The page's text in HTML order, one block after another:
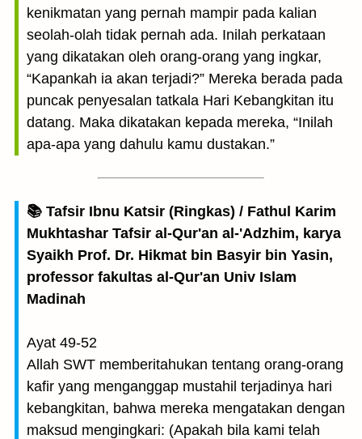
kenikmatan yang pernah mampir pada kalian
seolah-olah tidak pernah ada. Inilah perkataan
yang dikatakan oleh orang-orang yang ingkar,
“Kapankah ia akan terjadi?” Mereka berada pada
puncak penyesalan tatkala Hari Kebangkitan itu
datang. Maka dikatakan kepada mereka, “Inilah
apa-apa yang dahulu kamu dustakan.”
📚 Tafsir Ibnu Katsir (Ringkas) / Fathul Karim
Mukhtashar Tafsir al-Qur'an al-'Adzhim, karya
Syaikh Prof. Dr. Hikmat bin Basyir bin Yasin,
professor fakultas al-Qur'an Univ Islam
Madinah
Ayat 49-52
Allah SWT memberitahukan tentang orang-orang
kafir yang menganggap mustahil terjadinya hari
kebangkitan, bahwa mereka mengatakan dengan
maksud mengingkari: (Apakah bila kami telah